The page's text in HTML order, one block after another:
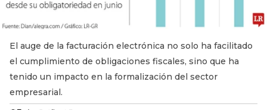
El auge de la facturación electrónica no solo ha facilitado
el cumplimiento de obligaciones fiscales, sino que ha
tenido un impacto en la formalización del sector
empresarial.